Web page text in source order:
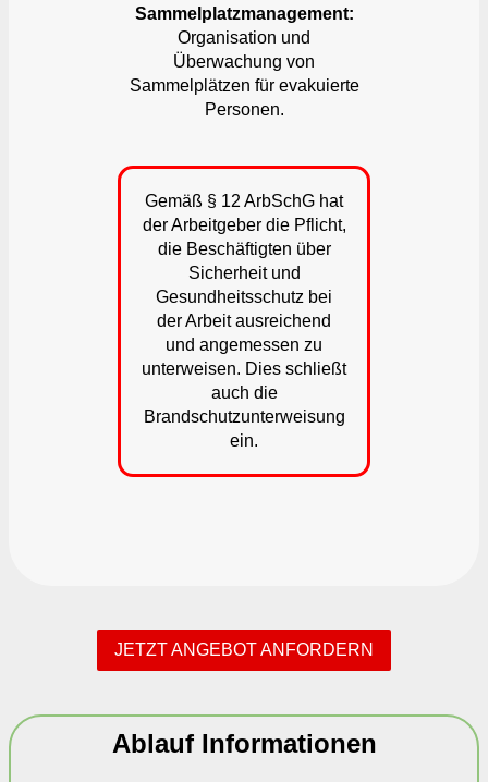
Sammelplatzmanagement:
Organisation und
Überwachung von
Sammelplätzen für evakuierte
Personen.
Gemäß § 12 ArbSchG hat
der Arbeitgeber die Pflicht,
die Beschäftigten über
Sicherheit und
Gesundheitsschutz bei
der Arbeit ausreichend
und angemessen zu
unterweisen. Dies schließt
auch die
Brandschutzunterweisung
ein.
JETZT ANGEBOT ANFORDERN
Ablauf Informationen